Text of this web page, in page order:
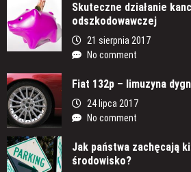
Skuteczne działanie
odszkodowawczej
21 sierpnia 2017
No comment
Fiat 132p – limuzyna
24 lipca 2017
No comment
Jak państwa zachęcają
środowisko?